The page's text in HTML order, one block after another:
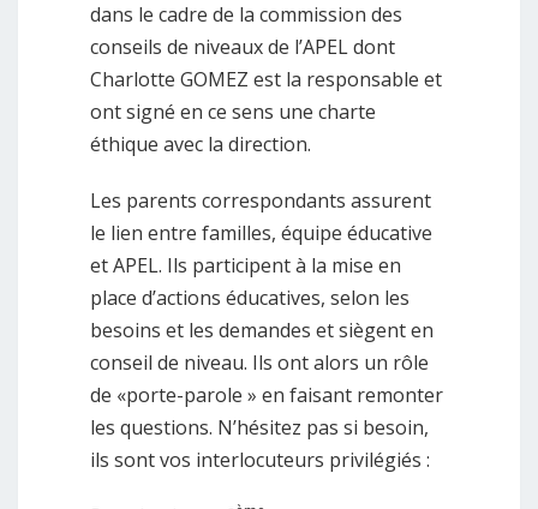
dans le cadre de la commission des
conseils de niveaux de l’APEL dont
Charlotte GOMEZ est la responsable et
ont signé en ce sens une charte
éthique avec la direction.
Les parents correspondants assurent
le lien entre familles, équipe éducative
et APEL. Ils participent à la mise en
place d’actions éducatives, selon les
besoins et les demandes et siègent en
conseil de niveau. Ils ont alors un rôle
de «porte-parole » en faisant remonter
les questions. N’hésitez pas si besoin,
ils sont vos interlocuteurs privilégiés :